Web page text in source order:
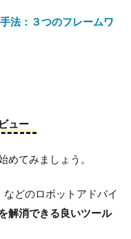
法：３つのフレームワ
ュー
めてみましょう。
などのロボットアドバイ
解消できる良いツール